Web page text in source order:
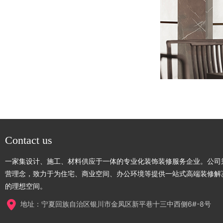
Contact us
一家集设计、施工、材料供应于一体的专业化装饰装修服务企业。公司
营理念，致力于为住宅、商业空间、办公环境等提供一站式高端装修
的理想空间。
地址：宁夏回族自治区银川市金凤区新平巷十三中西侧6#-8号